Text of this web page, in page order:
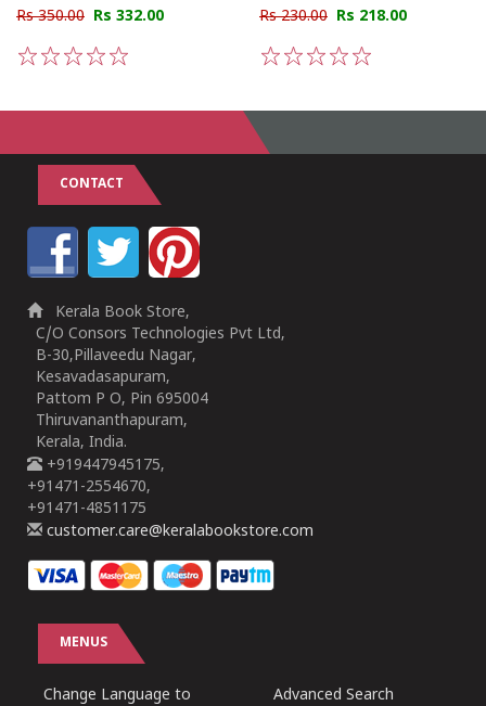
Rs 350.00 Rs 332.00
Rs 230.00 Rs 218.00
CONTACT
Kerala Book Store,
C/O Consors Technologies Pvt Ltd,
B-30,Pillaveedu Nagar,
Kesavadasapuram,
Pattom P O, Pin 695004
Thiruvananthapuram,
Kerala, India.
+919447945175,
+91471-2554670,
+91471-4851175
customer.care@keralabookstore.com
MENUS
Change Language to
Advanced Search